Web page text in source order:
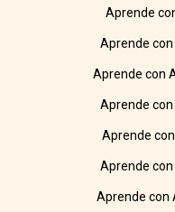
Aprende
Aprende con
Aprende con
Aprende
Aprende
Aprende
Aprende con